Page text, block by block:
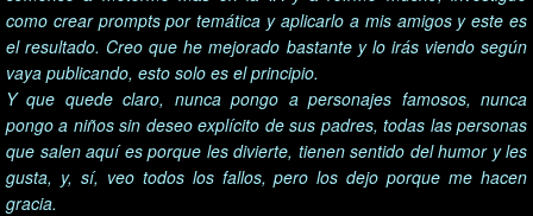
como crear prompts por temática y aplicarlo a mis amigos y este es
el resultado. Creo que he mejorado bastante y lo irás viendo según
vaya publicando, esto solo es el principio.
Y que quede claro, nunca pongo a personajes famosos, nunca
pongo a niños sin deseo explícito de sus padres, todas las personas
que salen aquí es porque les divierte, tienen sentido del humor y les
gusta, y, sí, veo todos los fallos, pero los dejo porque me hacen
gracia.